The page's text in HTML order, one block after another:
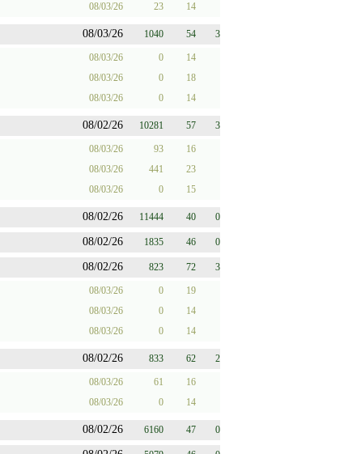
08/03/26 23 14
08/03/26 1040 54 3
08/03/26 0 14
08/03/26 0 18
08/03/26 0 14
08/02/26 10281 57 3
08/03/26 93 16
08/03/26 441 23
08/03/26 0 15
08/02/26 11444 40 0
08/02/26 1835 46 0
08/02/26 823 72 3
08/03/26 0 19
08/03/26 0 14
08/03/26 0 14
08/02/26 833 62 2
08/03/26 61 16
08/03/26 0 14
08/02/26 6160 47 0